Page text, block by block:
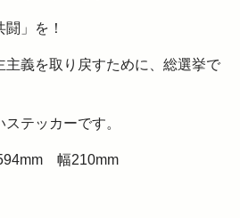
」を！
主義を取り戻すために、総選挙で
テッカーです。
幅210mm